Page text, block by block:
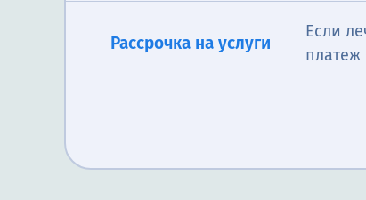
Рассрочка на услуги
Если
платеж